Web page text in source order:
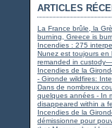
ARTICLES
La France brûle, la
burning, Greece is
Incendies : 275
Nunez est toujours en
remanded in
Incendies de la
- Gironde wildfires:
Dans de nombreux
quelques années - In
disappeared within a
Incendies de la
démissionne pour